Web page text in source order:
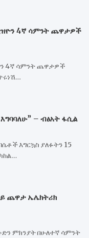
4ኛ ሳምንት ጨዋታዎች
4ኛ ሳምንት ጨዋታዎች
– ብፅአት ፋሲል
እግርኳስ ያለፉትን 15
ጨዋታ ኤሌክትሪክ
ምክንያት በሁለተኛ ሳምንት